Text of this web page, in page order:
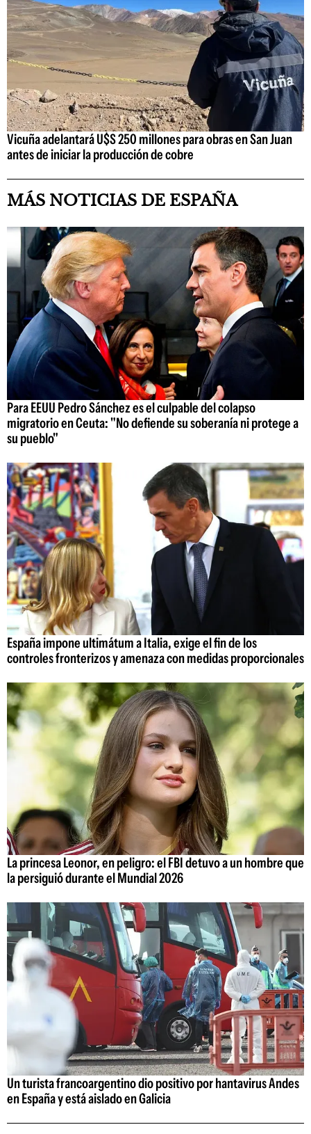
Vicuña adelantará U$S 250 millones para obras en San Juan
antes de iniciar la producción de cobre
MÁS NOTICIAS DE ESPAÑA
Para EEUU Pedro Sánchez es el culpable del colapso
migratorio en Ceuta: "No defiende su soberanía ni protege a
su pueblo"
España impone ultimátum a Italia, exige el fin de los
controles fronterizos y amenaza con medidas proporcionales
La princesa Leonor, en peligro: el FBI detuvo a un hombre que
la persiguió durante el Mundial 2026
Un turista francoargentino dio positivo por hantavirus Andes
en España y está aislado en Galicia